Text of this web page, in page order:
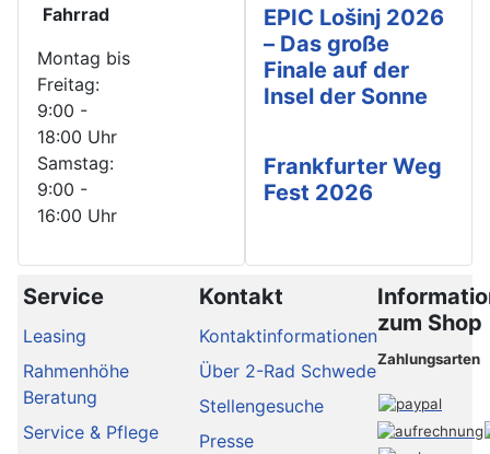
Fahrrad
Montag bis
Freitag:
9:00 -
18:00 Uhr
Samstag:
9:00 -
16:00 Uhr
EPIC Lošinj 2026
– Das große
Finale auf der
Insel der Sonne
Frankfurter Weg
Fest 2026
Service
Leasing
Rahmenhöhe
Beratung
Service & Pflege
Kontakt
Kontaktinformationen
Über 2-Rad Schwede
Stellengesuche
Presse
zum Shop
Zahlungsarten